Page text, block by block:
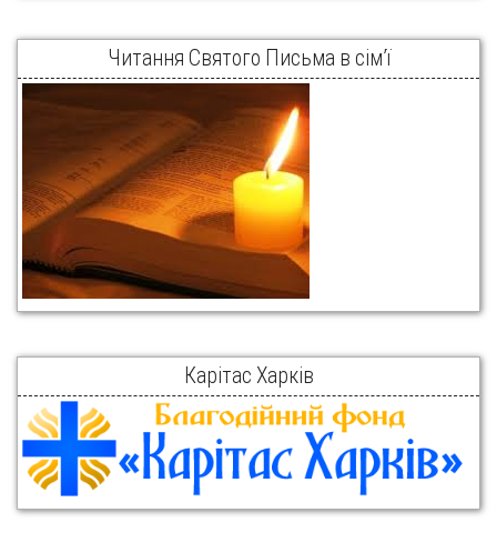
Читання Святого Письма в сім’ї
Карітас Харків